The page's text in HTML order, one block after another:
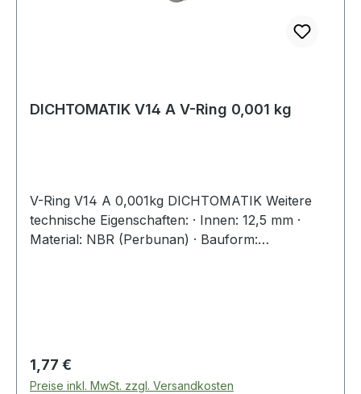
DICHTOMATIK V14 A V-Ring 0,001 kg
V-Ring V14 A 0,001kg DICHTOMATIK Weitere
technische Eigenschaften: · Innen: 12,5 mm ·
Material: NBR (Perbunan) · Bauform:
Regulärer Preis:
1,77 €
Preise inkl. MwSt. zzgl. Versandkosten